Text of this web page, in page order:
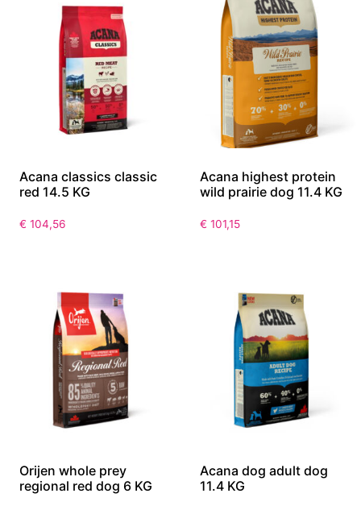
Acana classics classic
red 14.5 KG
€ 104,56
Acana highest protein
wild prairie dog 11.4 KG
€ 101,15
Orijen whole prey
regional red dog 6 KG
Acana dog adult dog
11.4 KG